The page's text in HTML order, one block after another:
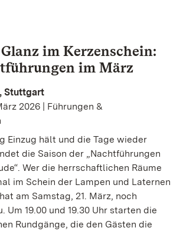
im Kerzenschein:
im März
Stuttgart
2026 | Führungen &
Einzug hält und die Tage wieder
die Saison der „Nachtführungen
Wer die herrschaftlichen Räume
im Schein der Lampen und Laternen
am Samstag, 21. März, noch
Um 19.00 und 19.30 Uhr starten die
Rundgänge, die den Gästen die